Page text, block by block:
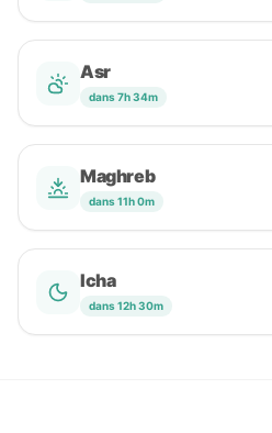
Asr
dans 7h 34m
Maghreb
dans 11h 0m
Icha
dans 12h 30m